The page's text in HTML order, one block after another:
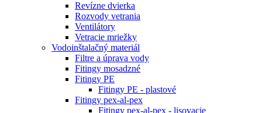
Revízne dvierka
Rozvody vetrania
Ventilátory
Vetracie mriežky
Vodoinštalačný materiál
Filtre a úprava vody
Fitingy mosadzné
Fitingy PE
Fitingy PE - plastové
Fitingy pex-al-pex
Fitingy pex-al-pex - lisovacie